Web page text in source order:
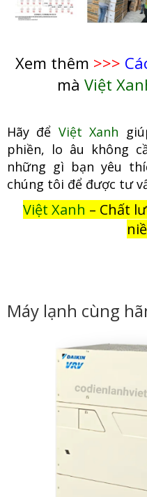
Xem thêm >>>
mà Việt
Hãy để Việt Xanh
phiền, lo âu không
những gì bạn yêu
chúng tôi để được tư
Việt Xanh – Chất
Máy lạnh cùng